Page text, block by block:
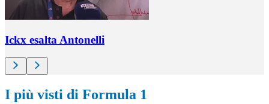
Ickx esalta Antonelli
I più visti di Formula 1